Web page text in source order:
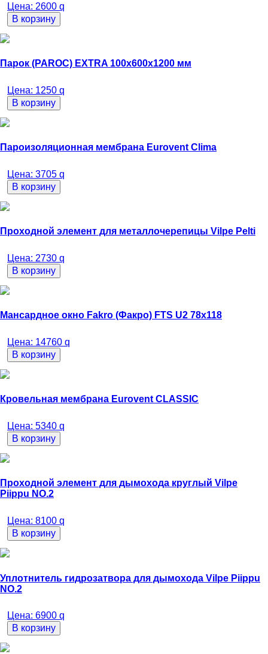
Цена: 2600 q
В корзину
Парок (PAROC) EXTRA 100х600х1200 мм
Цена: 1250 q
В корзину
Пароизоляционная мембрана Eurovent Clima
Цена: 3705 q
В корзину
Проходной элемент для металлочерепицы Vilpe Pelti
Цена: 2730 q
В корзину
Мансардное окно Fakro (Факро) FTS U2 78х118
Цена: 14760 q
В корзину
Кровельная мембрана Eurovent CLASSIC
Цена: 5340 q
В корзину
Проходной элемент для дымохода круглый Vilpe
Piippu NO.2
Цена: 8100 q
В корзину
Уплотнитель гидрозатвора для дымохода Vilpe Piippu
NO.2
Цена: 6900 q
В корзину